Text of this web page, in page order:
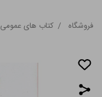
فروشگاه / کتاب های عمومی